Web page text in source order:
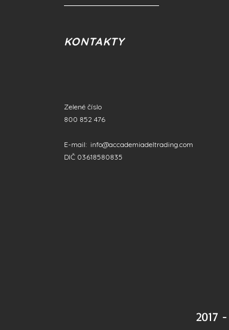
KONTAKTY
Zelené číslo
800 852 476
E-mail: info@accademiadeltrading.com
DIČ 03618580835
2017